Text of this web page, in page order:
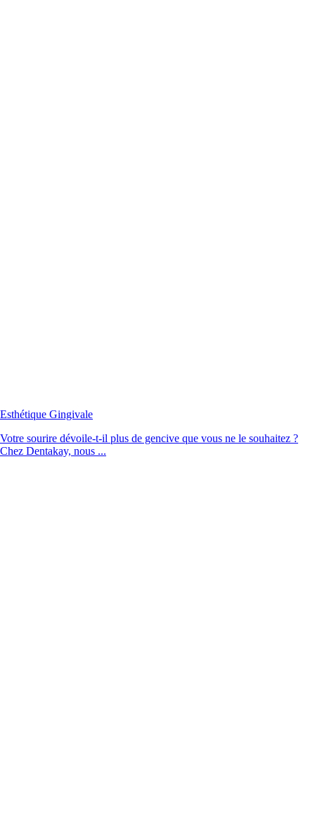
Esthétique Gingivale
Votre sourire dévoile-t-il plus de gencive que vous ne le souhaitez ?
Chez Dentakay, nous ...